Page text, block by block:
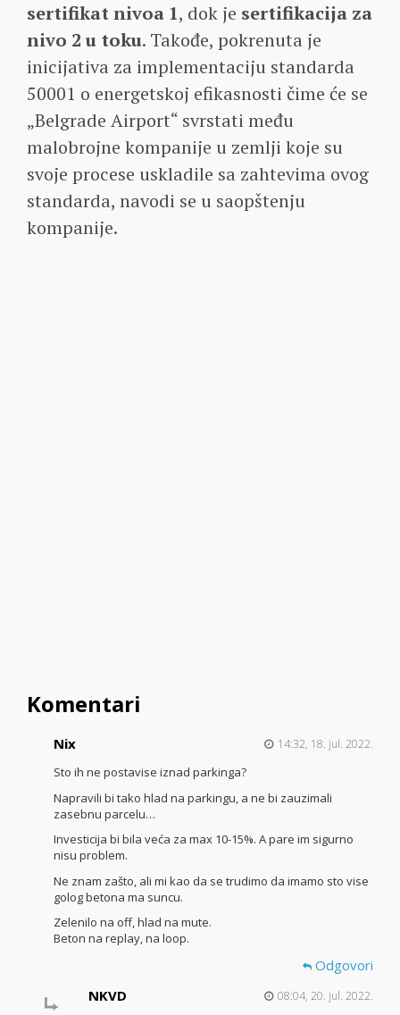
sertifikat nivoa 1, dok je sertifikacija za
nivo 2 u toku. Takođe, pokrenuta je
inicijativa za implementaciju standarda
50001 o energetskoj efikasnosti čime će se
„Belgrade Airport“ svrstati među
malobrojne kompanije u zemlji koje su
svoje procese uskladile sa zahtevima ovog
standarda, navodi se u saopštenju
kompanije.
Komentari
Nix 14:32, 18. jul. 2022.
Sto ih ne postavise iznad parkinga?
Napravili bi tako hlad na parkingu, a ne bi zauzimali
zasebnu parcelu…
Investicija bi bila veća za max 10-15%. A pare im sigurno
nisu problem.
Ne znam zašto, ali mi kao da se trudimo da imamo sto vise
golog betona ma suncu.
Zelenilo na off, hlad na mute.
Beton na replay, na loop.
Odgovori
NKVD
08:04, 20. jul. 2022.